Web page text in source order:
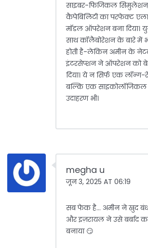
साइबर-फिजिकल
कैपेबिलिटी का परफेक्ट
मॉडल ऑपरेशन बना दिया।
साथ कॉलैबोरेशन के बारे में
होती है-लेकिन अमीन के
इंटरसेप्शन ने ऑपरेशन को
दिया। ये न सिर्फ एक
बल्कि एक साइकोलॉजिकल
उदाहरण भी।
megha u
जून 3, 2025 AT 06:19
सब फेक है... अमीन ने खुद
और इज़रायल ने उसे बर्बाद
बनाया 😏